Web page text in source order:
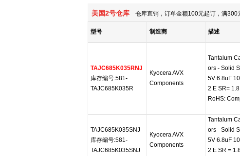
美国2号仓库 仓库直销，订单金额100元起订，满300
型号 制造商 描述
TAJC685K035RNJ
库存编号:581-
TAJC685K035R
Kyocera AVX
Components
Tantalum
ors - Solid
5V 6.8uF
2 E SR=
RoHS:
TAJC685K035SNJ
库存编号:581-
TAJC685K035SNJ
Kyocera AVX
Components
Tantalum
ors - Solid
5V 6.8uF
2 E SR =